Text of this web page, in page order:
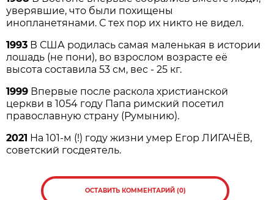
уверявшие, что были похищены
инопланетянами. С тех пор их никто не видел.
1993 В США родилась самая маленькая в истории
лошадь (не пони), во взрослом возрасте её
высота составила 53 см, вес - 25 кг.
1999 Впервые после раскола христианской
церкви в 1054 году Папа римский посетил
православную страну (Румынию).
2021 На 101-м (!) году жизни умер Егор ЛИГАЧЁВ,
советский госдеятель.
ОСТАВИТЬ КОММЕНТАРИЙ (0)